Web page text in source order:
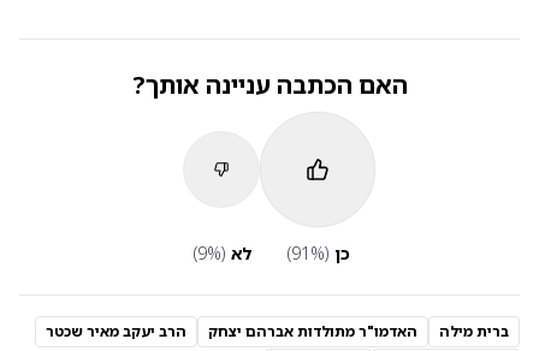
האם הכתבה עניינה אותך?
כן (
91 %) לא (
9%)
ברית מילה האדמו"ר מתולדות אברהם יצחק
הרב יעקב מאיר שכטר